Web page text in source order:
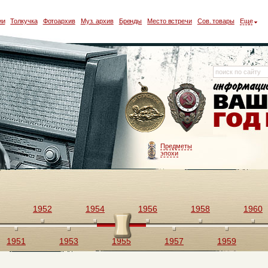
Толкучка Фотоархив Муз. архив Бренды Место встречи Сов. товары Еще
Предметы
эпохи
1951
1952
1953
1954
1955
1956
1957
1958
1959
1960